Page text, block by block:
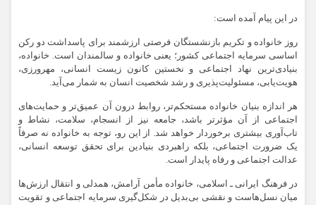
در این پیام آمده است:
روز خانواده و تکریم بازنشستگان فرصتی ارزشمند برای پاسداشت دو رکن
اساسی سرمایه اجتماعی کشور؛ یعنی خانواده و سالمندان است. خانواده،
بنیادی‌ترین نهاد اجتماعی و نخستین کانون زیست انسانی، مهرورزی،
هویت‌یابی، مسئولیت‌پذیری و رشد شخصیت انسان به شمار می‌آید.
هر اندازه بنیان خانواده مستحکم‌تر، روابط درون آن عمیق‌تر و حمایت‌های
اجتماعی از آن مؤثرتر باشد، جامعه نیز از انسجام، سلامت، نشاط و
تاب‌آوری بیشتری برخوردار خواهد شد. از این رو، توجه به خانواده نه صرفاً
یک ضرورت اجتماعی، بلکه راهبردی بنیادین برای تحقق توسعه انسانی،
عدالت اجتماعی و رفاه پایدار است.
در فرهنگ ایرانی ـ اسلامی، خانواده مأمن آرامش، همدلی و انتقال ارزش‌ها
میان نسل‌هاست و نقشی بی‌بدیل در شکل‌گیری سرمایه اجتماعی و تقویت